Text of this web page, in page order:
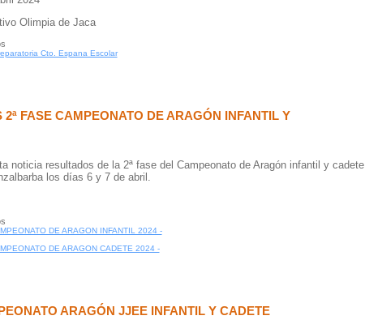
Olimpia de Jaca
Cto. Espana Escolar
2ª FASE CAMPEONATO DE ARAGÓN INFANTIL Y
noticia resultados de la 2ª fase del Campeonato de Aragón infantil y cadete
los días 6 y 7 de abril.
DE ARAGON INFANTIL 2024 -
DE ARAGON CADETE 2024 -
ARAGÓN JJEE INFANTIL Y CADETE